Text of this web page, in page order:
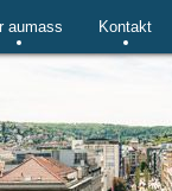
aumass Kontakt